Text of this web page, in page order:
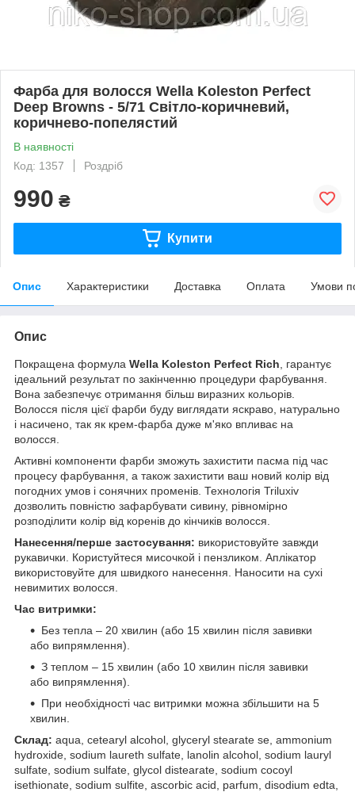
Фарба для волосся Wella Koleston Perfect
Deep Browns - 5/71 Світло-коричневий,
коричнево-попелястий
В наявності
Код: 1357
Роздріб
990 ₴
Купити
Опис Характеристики Доставка Оплата Умови
Опис
Покращена формула Wella Koleston Perfect Rich , гарантує
ідеальний результат по закінченню процедури фарбування.
Вона забезпечує отримання більш виразних кольорів.
Волосся після цієї фарби буду виглядати яскраво, натурально
і насичено, так як крем-фарба дуже м'яко впливає на
волосся.
Активні компоненти фарби зможуть захистити пасма під час
процесу фарбування, а також захистити ваш новий колір від
погодних умов і сонячних променів. Технологія Triluxiv
дозволить повністю зафарбувати сивину, рівномірно
розподілити колір від коренів до кінчиків волосся.
Нанесення/перше застосування: використовуйте завжди
рукавички. Користуйтеся мисочкой і пензликом. Аплікатор
використовуйте для швидкого нанесення. Наносити на сухі
невимитих волосся.
Час витримки:
Без тепла – 20 хвилин (або 15 хвилин після завивки
або випрямлення).
З теплом – 15 хвилин (або 10 хвилин після завивки
або випрямлення).
При необхідності час витримки можна збільшити на 5
хвилин.
Склад: aqua, cetearyl alcohol, glyceryl stearate se, ammonium
hydroxide, sodium laureth sulfate, lanolin alcohol, sodium lauryl
sulfate, sodium sulfate, glycol distearate, sodium cocoyl
isethionate, sodium sulfite, ascorbic acid, parfum, disodium edta,